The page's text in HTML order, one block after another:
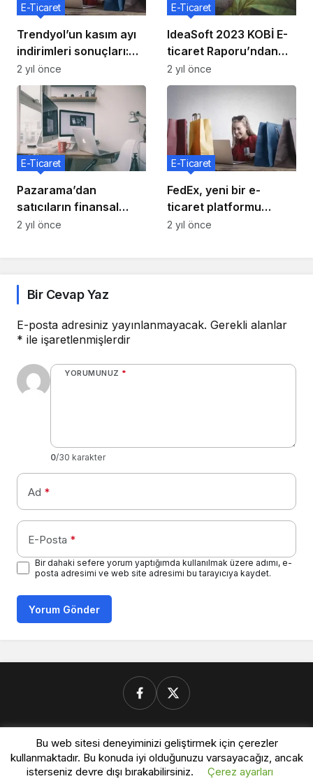
Trendyol’un kasım ayı
indirimleri sonuçları:
100 milyon ürün satıldı
E-Ticaret
2 yıl önce
IdeaSoft 2023 KOBİ E-
ticaret Raporu’ndan
öne çıkanlar
E-Ticaret
2 yıl önce
Pazarama’dan
satıcıların finansal
hizmetlere erişimini
E-Ticaret
2 yıl önce
FedEx, yeni bir e-
ticaret platformu
kuruyor
E-Ticaret
2 yıl önce
Bir Cevap Yaz
E-posta adresiniz yayınlanmayacak. Gerekli alanlar
* ile işaretlenmişlerdir
YORUMUNUZ *
0/30 karakter
Ad *
E-Posta *
Bir dahaki sefere yorum yaptığımda kullanılmak üzere adımı, e-
posta adresimi ve web site adresimi bu tarayıcıya kaydet.
Yorum Gönder
Donanimforum.com
Bu web sitesi deneyiminizi geliştirmek için çerezler
kullanmaktadır. Bu konuda iyi olduğunuzu varsayacağız, ancak
isterseniz devre dışı bırakabilirsiniz.
Çerez ayarları